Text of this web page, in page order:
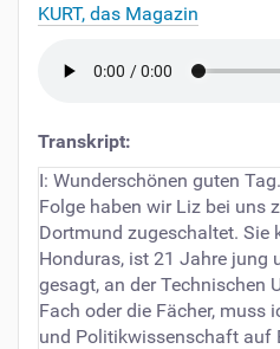
KURT, das Magazin
Transkript:
I: Wunderschönen guten
Folge haben wir Liz bei uns
Dortmund zugeschaltet.
Honduras, ist 21 Jahre jung
gesagt, an der Technischen
Fach oder die Fächer, muss
und Politikwissenschaft auf